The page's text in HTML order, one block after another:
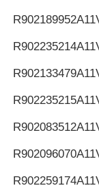
R902189952
R902235214
R902133479
R902235215
R902083512
R902096070
R902259174